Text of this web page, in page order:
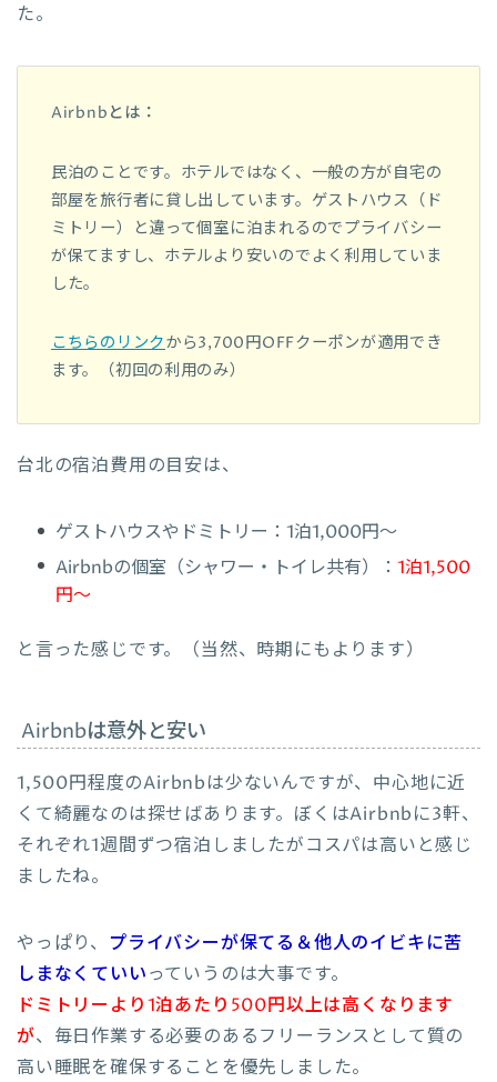
た。
Airbnbとは：
民泊のことです。ホテルではなく、一般の方が自宅の
部屋を旅行者に貸し出しています。ゲストハウス（ド
ミトリー）と違って個室に泊まれるのでプライバシー
が保てますし、ホテルより安いのでよく利用していま
した。
こちらのリンクから3,700円OFFクーポンが適用でき
ます。（初回の利用のみ）
台北の宿泊費用の目安は、
ゲストハウスやドミトリー：1泊1,000円〜
Airbnbの個室（シャワー・トイレ共有）： 1泊1,500
円〜
と言った感じです。（当然、時期にもよります）
Airbnbは意外と安い
1,500円程度のAirbnbは少ないんですが、中心地に近
くて綺麗なのは探せばあります。ぼくはAirbnbに3軒、
それぞれ1週間ずつ宿泊しましたがコスパは高いと感じ
ましたね。
やっぱり、 プライバシーが保てる＆他人のイビキに苦
しまなくていいっていうのは大事です。
ドミトリーより1泊あたり500円以上は高くなります
が、毎日作業する必要のあるフリーランスとして質の
高い睡眠を確保することを優先しました。